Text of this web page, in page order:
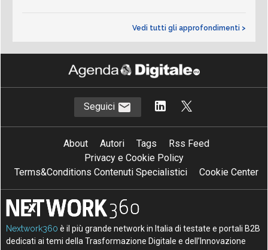
Vedi tutti gli approfondimenti >
Seguici
About Autori Tags
Rss Feed
Privacy e Cookie Policy
Terms&Conditions Contenuti Specialistici
Cookie Center
Nextwork360 è il più grande network in Italia di testate e portali B2B
dedicati ai temi della Trasformazione Digitale e dell’Innovazione